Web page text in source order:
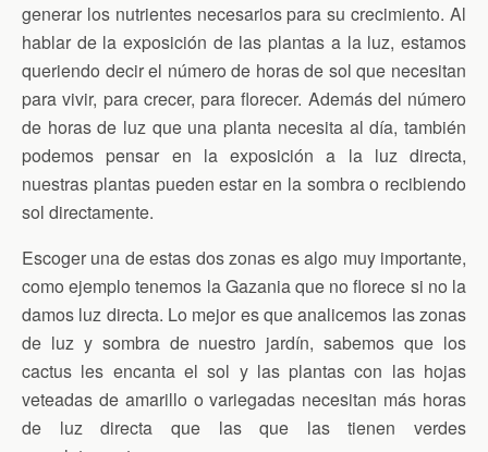
generar los nutrientes necesarios para su crecimiento. Al
hablar de la exposición de las plantas a la luz, estamos
queriendo decir el número de horas de sol que necesitan
para vivir, para crecer, para florecer. Además del número
de horas de luz que una planta necesita al día, también
podemos pensar en la exposición a la luz directa,
nuestras plantas pueden estar en la sombra o recibiendo
sol directamente.
Escoger una de estas dos zonas es algo muy importante,
como ejemplo tenemos la Gazania que no florece si no la
damos luz directa. Lo mejor es que analicemos las zonas
de luz y sombra de nuestro jardín, sabemos que los
cactus les encanta el sol y las plantas con las hojas
veteadas de amarillo o variegadas necesitan más horas
de luz directa que las que las tienen verdes